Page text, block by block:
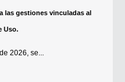
las gestiones vinculadas al
Uso.
2026, se...